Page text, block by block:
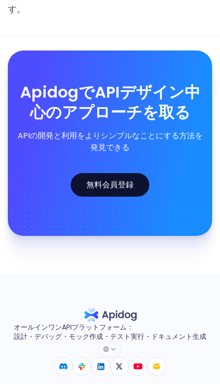
す。
ApidogでAPIデザイン中
心のアプローチを取る
APIの開発と利用をよりシンプルなことにする方法を
発見できる
無料会員登録
オールインワンAPIプラットフォーム：
設計・デバッグ・モック作成・テスト実行・ドキュメント生成